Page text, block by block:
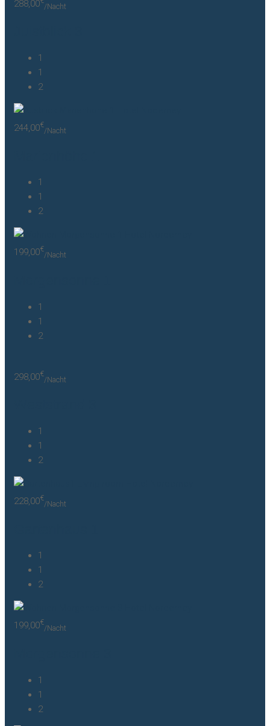
288,00 /Nacht
1
1
2
244,00€
/Nacht
1
1
2
199,00€
/Nacht
1
1
2
298,00€
/Nacht
1
1
2
228,00€
/Nacht
1
1
2
199,00€
/Nacht
1
1
2